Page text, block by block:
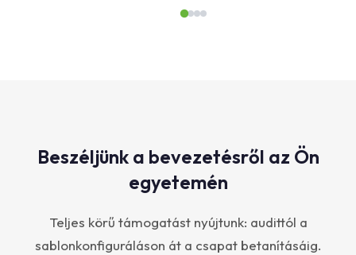
Beszéljünk a bevezetésről az Ön
egyetemén
Teljes körű támogatást nyújtunk: audittól a
sablonkonfiguráláson át a csapat betanításáig.